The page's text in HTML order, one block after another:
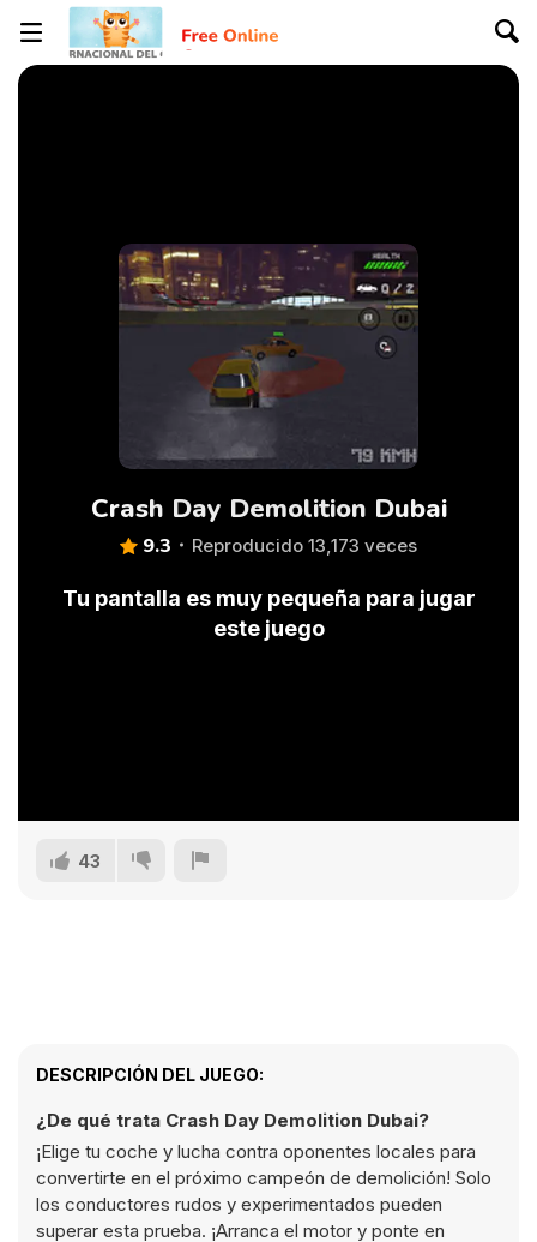
Crash Day Demolition Dubai
9.3 Reproducido 13,173 veces
Tu pantalla es muy pequeña para jugar
este juego
43
DESCRIPCIÓN DEL JUEGO:
¿De qué trata Crash Day Demolition Dubai?
¡Elige tu coche y lucha contra oponentes locales para
convertirte en el próximo campeón de demolición! Solo
los conductores rudos y experimentados pueden
superar esta prueba. ¡Arranca el motor y ponte en